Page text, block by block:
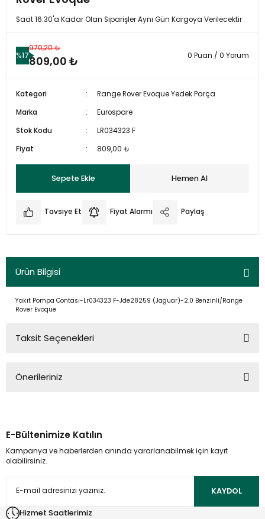
Saat 16:30'a Kadar Olan Siparişler Aynı Gün Kargoya Verilecektir
%17
970,20 ₺
809,00 ₺ 0 Puan / 0 Yorum
Kategori
Range Rover Evoque Yedek Parça
Marka
Eurospare
Stok Kodu
LR034323 F
Fiyat
809,00 ₺
Sepete Ekle Hemen Al
Tavsiye Et Fiyat Alarmı Paylaş
Ürün Bilgisi
Yakıt Pompa Contası-Lr034323 F-Jde28259 (Jaguar)-2.0 Benzinli/Range
Rover Evoque
Taksit Seçenekleri
Önerileriniz
kullanarak tarafımıza iletebilirsiniz.
Görüş ve önerileriniz için teşekkür ederiz.
Ürün açıklamasında eksik bilgiler bulunuyor.
E-Bültenimize Katılın
Kampanya ve haberlerden anında yararlanabilmek için kayıt
olabilirsiniz.
KAYDOL
Hizmet Saatlerimiz